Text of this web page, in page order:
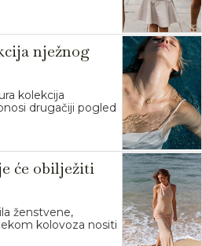
nježnog
kolekcija
drugačiji pogled
će obilježiti
ženstvene,
kolovoza nositi